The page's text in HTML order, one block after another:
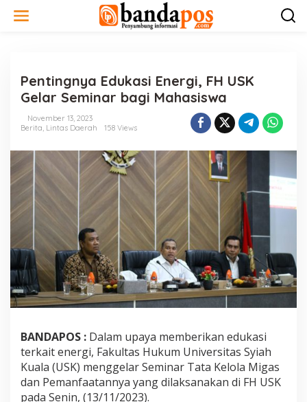
Pentingnya Edukasi Energi, FH USK
Gelar Seminar bagi Mahasiswa
November 13, 2023
Berita, Lintas Daerah 158 Views
BANDAPOS : Dalam upaya memberikan edukasi
terkait energi, Fakultas Hukum Universitas Syiah
Kuala (USK) menggelar Seminar Tata Kelola Migas
dan Pemanfaatannya yang dilaksanakan di FH USK
pada Senin, (13/11/2023).